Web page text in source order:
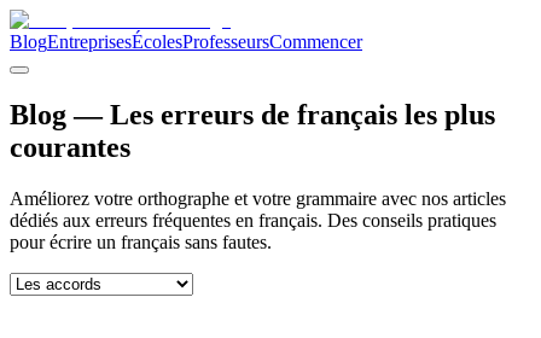
BlogEntreprisesÉcolesProfesseursCommencer
Blog — Les erreurs de français les plus
courantes
Améliorez votre orthographe et votre grammaire avec nos articles
dédiés aux erreurs fréquentes en français. Des conseils pratiques
pour écrire un français sans fautes.